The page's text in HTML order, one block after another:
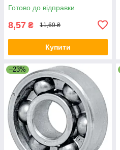
Готово до відправки
8,57 ₴ 11,69 ₴
Купити
–23%